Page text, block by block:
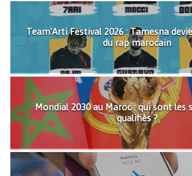
Team'Arti Festival 2026 : Tamesna
du rap marocain
Mondial 2030 au Maroc : qui sont les
qualifiés ?